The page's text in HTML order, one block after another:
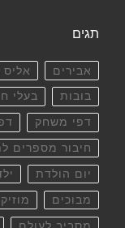
תגים
אבירים
בובות בעלי
דפי משחק
חיבור מספרים
יום הולדת
מבוכים